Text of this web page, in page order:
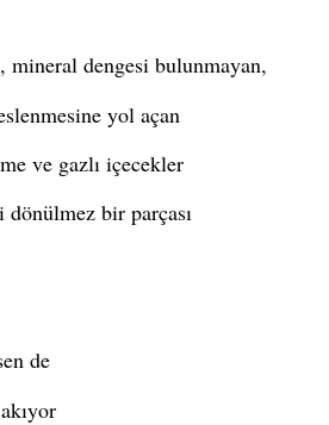
dengesi bulunmayan,
yol açan
ve gazlı içecekler
dönülmez bir parçası
de